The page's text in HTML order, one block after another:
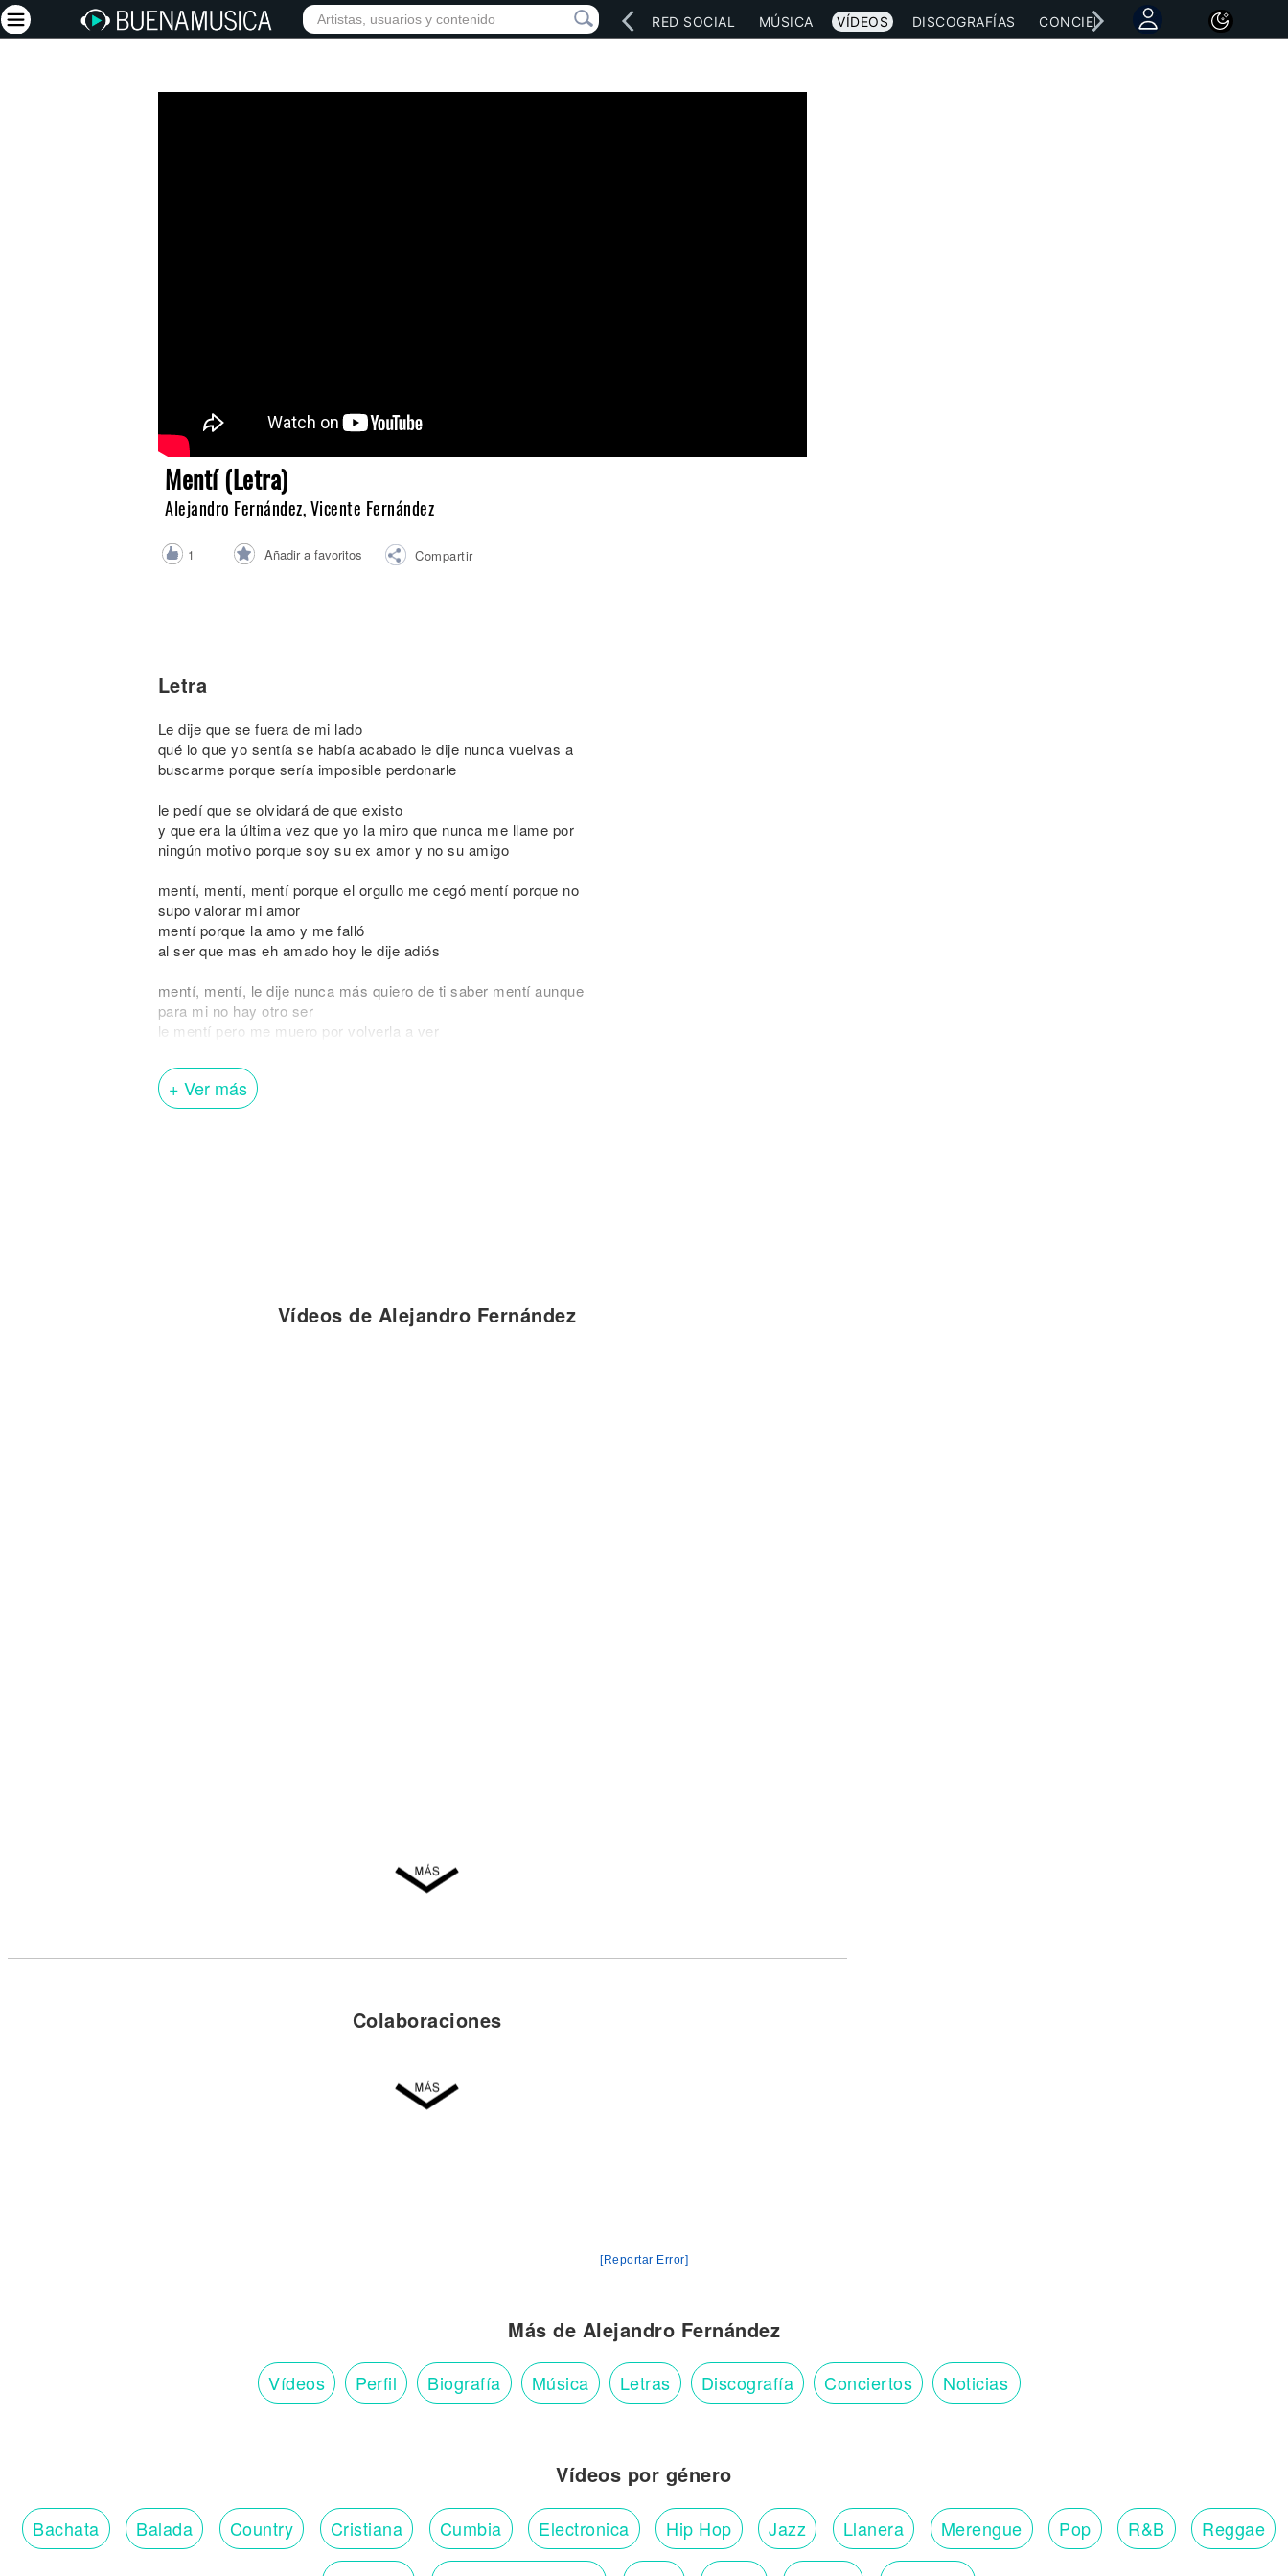
INICIO ARTISTAS RED SOCIAL MÚSICA VÍDEOS DISCOGRAFÍAS CONCIERTOS LETRAS
Mentí (Letra)
Alejandro Fernández,Vicente Fernández
1 Añadir a favoritos Compartir
Letra
Le dije que se fuera de mi lado
qué lo que yo sentía se había acabado le dije nunca vuelvas a
buscarme porque sería imposible perdonarle
le pedí que se olvidará de que existo
y que era la última vez que yo la miro que nunca me llame por
ningún motivo porque soy su ex amor y no su amigo
mentí, mentí, mentí porque el orgullo me cegó mentí porque no
supo valorar mi amor
mentí porque la amo y me falló
al ser que mas eh amado hoy le dije adiós
mentí, mentí, le dije nunca más quiero de ti saber mentí aunque
para mi no hay otro ser
le mentí pero me muero por volverla a ver
Ay dolor, ay te va vieja mula
le pedí que se olvidará de que existo
al ser que mas eh amado hoy le dije adiós
le mentí pero me muero por volverla a ver
+ Ver más
Vídeos de Alejandro Fernández
Colaboraciones
[Reportar Error]
Más de Alejandro Fernández
Vídeos Perfil Biografía Música Letras Discografía Conciertos Noticias
Vídeos por género
Bachata Balada Country Cristiana Cumbia Electronica Hip Hop Jazz Llanera Merengue Pop R&B Reggae